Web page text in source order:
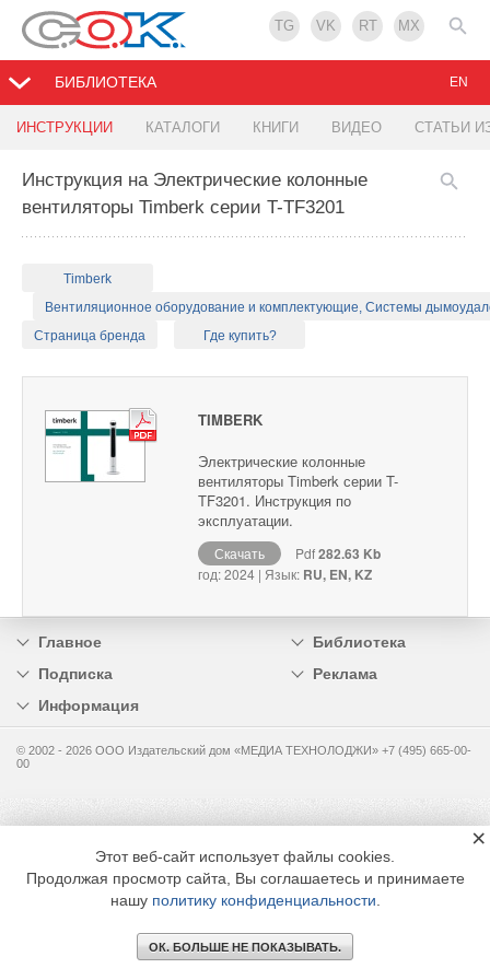
TG VK RT MX
БИБЛИОТЕКА
ИНСТРУКЦИИ КАТАЛОГИ КНИГИ ВИДЕО СТАТЬИ
EN
Инструкция на Электрические колонные
вентиляторы Timberk серии T-TF3201
Timberk
Вентиляционное оборудование и комплектующие, Системы
Страница бренда
Где купить?
TIMBERK
Электрические колонные
вентиляторы Timberk серии T-
TF3201. Инструкция по
эксплуатации.
Скачать Pdf282.63 Kb
год: 2024 | Язык: RU, EN, KZ
Главное
Библиотека
Подписка
Реклама
Информация
© 2002 - 2026 OOO Издательский дом «МЕДИА ТЕХНОЛОДЖИ» +7 (495) 665-00-
00
Этот веб-сайт использует файлы cookies.
Продолжая просмотр сайта, Вы соглашаетесь и принимаете
нашу политику конфиденциальности
ОК. БОЛЬШЕ НЕ ПОКАЗЫВАТЬ.
×